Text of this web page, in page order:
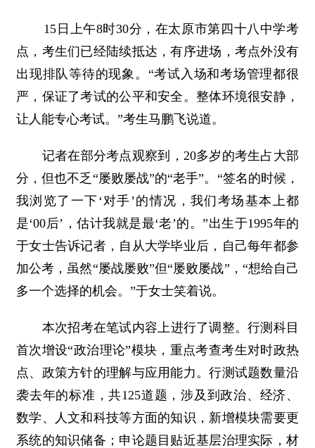
15日上午8时30分，在太原市第四十八中学考
点，考生们已经陆续抵达，有序进场，考点外没有
出现排队等待的现象。“考试入场和考场管理都很
严，保证了考试的公平和安全。整体环境很安静，
让人能专心考试。”考生马鹏飞说道。
记者在部分考点观察到，20多岁的考生占大部
分，但也不乏“屡败屡战”的“老手”。“签名的时候，
我浏览了一下‘对手’的情况，我们考场基本上都
是‘00后’，估计我就是最‘老’的。”出生于1995年的
于女士告诉记者，自从大学毕业后，自己每年都参
加公考，虽然“屡战屡败”但“屡败屡战”，“想给自己
多一个选择的机会。”于女士笑着说。
本次招考在笔试内容上进行了调整。行测科目
首次增设“政治理论”模块，重点考查考生对时政热
点、政策方针的理解与应用能力。行测试题数量沿
袭去年的标准，共125道题，涉及到政治、经济、
数学、人文和科技等方面的知识，新增模块需要更
系统的知识储备；申论题目贴近基层治理实际，材